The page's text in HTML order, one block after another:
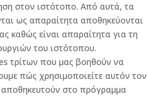
στον ιστότοπο. Από αυτά, τα
ως απαραίτητα αποθηκεύονται
καθώς είναι απαραίτητα για τη
του ιστότοπου.
τρίτων που μας βοηθούν να
πώς χρησιμοποιείτε αυτόν τον
στο πρόγραμμα